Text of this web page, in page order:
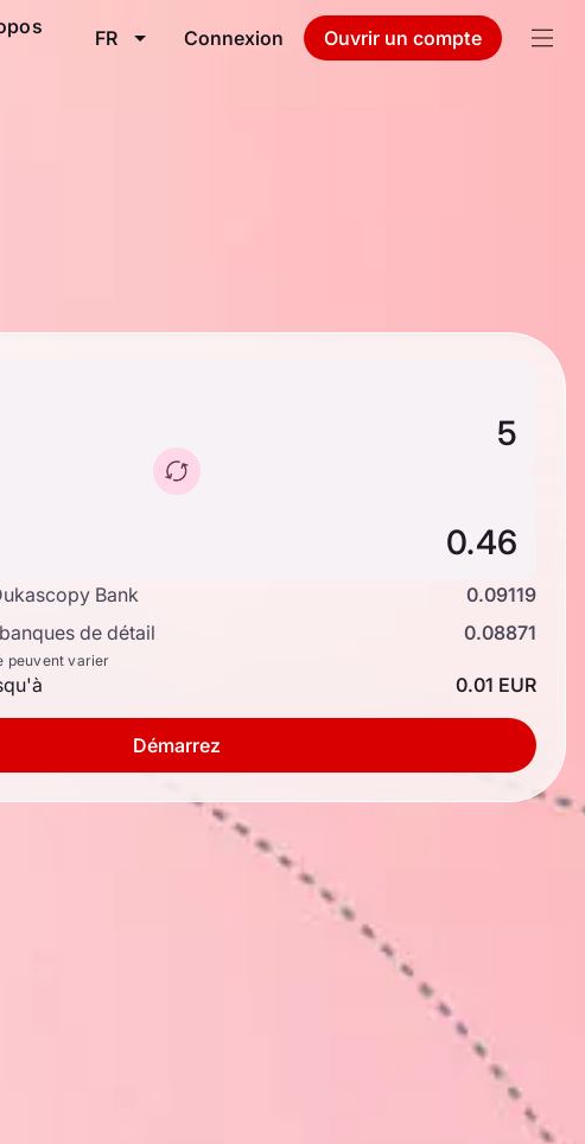
FR Connexion Ouvrir un compte
Bank
0.09119
de détail
0.08871
peuvent varier
0.01 EUR
Démarrez